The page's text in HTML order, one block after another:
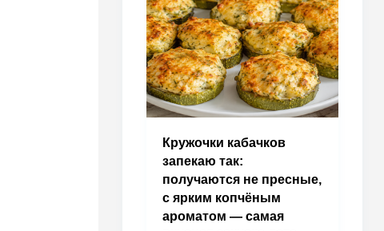
Кружочки кабачков
запекаю так:
получаются не пресные,
с ярким копчёным
ароматом — самая